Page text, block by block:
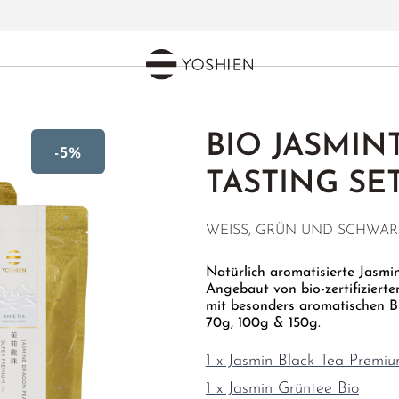
BIO
TASTING
WEISS, GRÜN UND
-5%
Natürlich aromatisierte
Angebaut von bio-
mit besonders aromatischen
70g, 100g & 150g.
1 x Jasmin Black Tea
1 x Jasmin Grüntee Bio